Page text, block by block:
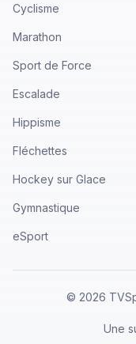
Cyclisme
Marathon
Sport de Force
Escalade
Hippisme
Fléchettes
Hockey sur Glace
Gymnastique
eSport
© 2026
Une